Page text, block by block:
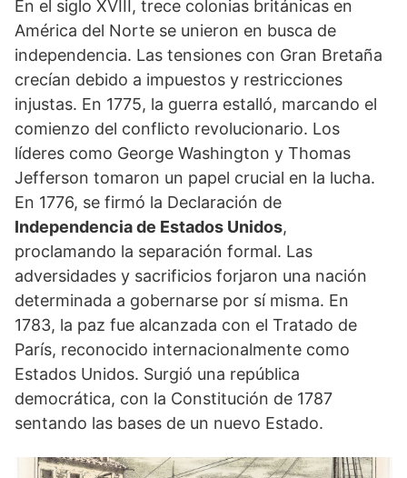
En el siglo XVIII, trece colonias británicas en
América del Norte se unieron en busca de
independencia. Las tensiones con Gran Bretaña
crecían debido a impuestos y restricciones
injustas. En 1775, la guerra estalló, marcando el
comienzo del conflicto revolucionario. Los
líderes como George Washington y Thomas
Jefferson tomaron un papel crucial en la lucha.
En 1776, se firmó la Declaración de
Independencia de Estados Unidos,
proclamando la separación formal. Las
adversidades y sacrificios forjaron una nación
determinada a gobernarse por sí misma. En
1783, la paz fue alcanzada con el Tratado de
París, reconocido internacionalmente como
Estados Unidos. Surgió una república
democrática, con la Constitución de 1787
sentando las bases de un nuevo Estado.